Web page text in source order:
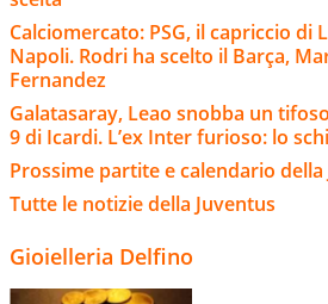
Calciomercato: PSG, il capriccio di
Napoli. Rodri ha scelto il Barça,
Fernandez
Galatasaray, Leao snobba un
9 di Icardi. L’ex Inter furioso: lo
Prossime partite e calendario della
Tutte le notizie della Juventus
Gioielleria Delfino